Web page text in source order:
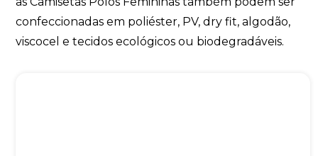
confeccionadas em poliéster, PV, dry fit, algodão,
viscocel e tecidos ecológicos ou biodegradáveis.